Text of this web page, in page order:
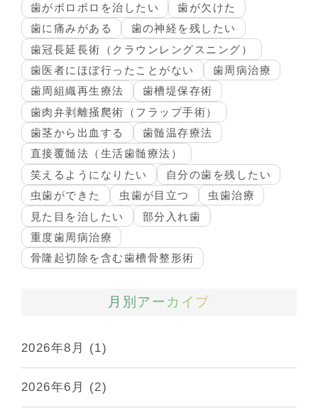
歯がボロボロを治したい
歯が欠けた
歯に痛みがある
歯の神経を残したい
歯冠長延長術（クラウンレングスニング）
歯医者にほぼ行ったことがない
歯周病治療
歯周組織再生療法
歯槽堤保存術
歯肉弁剥離掻爬術（フラップ手術）
歯茎から出血する
歯髄温存療法
直接覆髄法（生活歯髄療法）
笑えるようになりたい
自分の歯を残したい
虫歯ができた
虫歯が目立つ
虫歯治療
見た目を治したい
部分入れ歯
重度歯周病治療
骨隆起切除を含む歯槽骨整形術
月別アーカイブ
2026年8月 (1)
2026年6月 (2)